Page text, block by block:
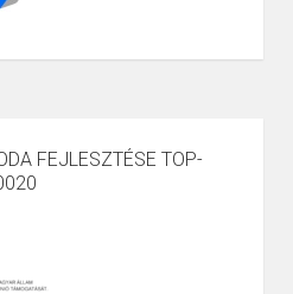
FEJLESZTÉSE TOP-